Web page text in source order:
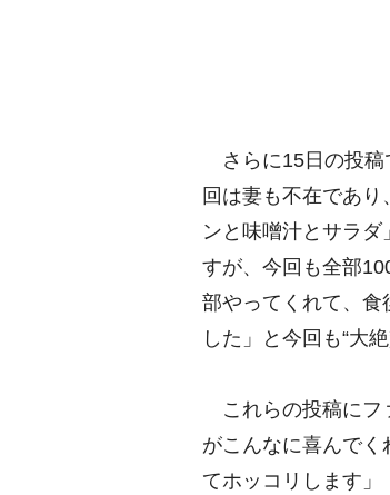
さらに15日の投稿
回は妻も不在であ
ンと味噌汁とサラ
すが、今回も全部
部やってくれて、
した」と今回も“大
これらの投稿にフ
がこんなに喜んで
てホッコリします」